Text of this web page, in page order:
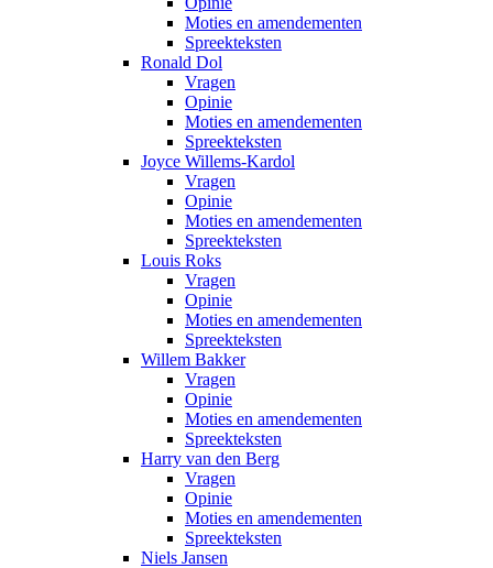
Moties en amendementen
Spreekteksten
Ronald Dol
Vragen
Opinie
Moties en amendementen
Spreekteksten
Joyce Willems-Kardol
Vragen
Opinie
Moties en amendementen
Spreekteksten
Louis Roks
Vragen
Opinie
Moties en amendementen
Spreekteksten
Willem Bakker
Vragen
Opinie
Moties en amendementen
Spreekteksten
Harry van den Berg
Vragen
Opinie
Moties en amendementen
Spreekteksten
Niels Jansen